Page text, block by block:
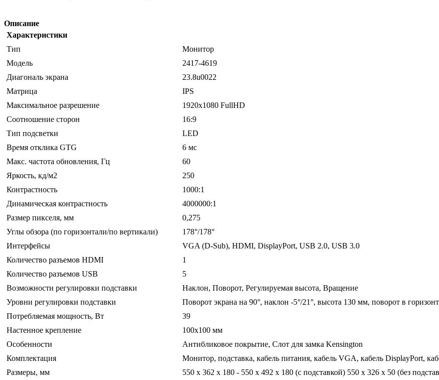
Описание
Характеристики
Тип
Монитор
Модель
2417-4619
Диагональ экрана
23.8u0022
Матрица
IPS
Максимальное разрешение
1920x1080 FullHD
Соотношение сторон
16:9
Тип подсветки
LED
Время отклика GTG
6 мс
Макс. частота обновления, Гц
60
Яркость, кд/м2
250
Контрастность
1000:1
Динамическая контрастность
4000000:1
Размер пикселя, мм
0,275
Углы обзора (по горизонтали/по вертикали)
178°/178°
Интерфейсы
VGA (D-Sub), HDMI, DisplayPort, USB 2.0, USB 3.0
Количество разъемов HDMI
1
Количество разъемов USB
5
Возможности регулировки подставки
Наклон, Поворот, Регулируемая высота, Вращение
Уровни регулировки подставки
Поворот экрана на 90°, наклон -5°/21°, высота 130 мм, поворот в
Потребляемая мощность, Вт
39
Настенное крепление
100x100 мм
Особенности
Антибликовое покрытие, Слот для замка Kensington
Комплектация
Монитор, подставка, кабель питания, кабель VGA, кабель DisplayPort,
Размеры, мм
550 x 362 x 180 - 550 x 492 x 180 (с подставкой) 550 x 326 x 50 (без